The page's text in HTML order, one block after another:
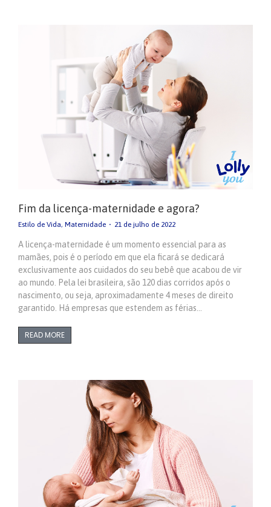
Fim da licença-maternidade e agora?
Estilo de Vida, Maternidade 21 de julho de 2022
A licença-maternidade é um momento essencial para as
mamães, pois é o período em que ela ficará se dedicará
exclusivamente aos cuidados do seu bebê que acabou de vir
ao mundo. Pela lei brasileira, são 120 dias corridos após o
nascimento, ou seja, aproximadamente 4 meses de direito
garantido. Há empresas que estendem as férias…
READ MORE